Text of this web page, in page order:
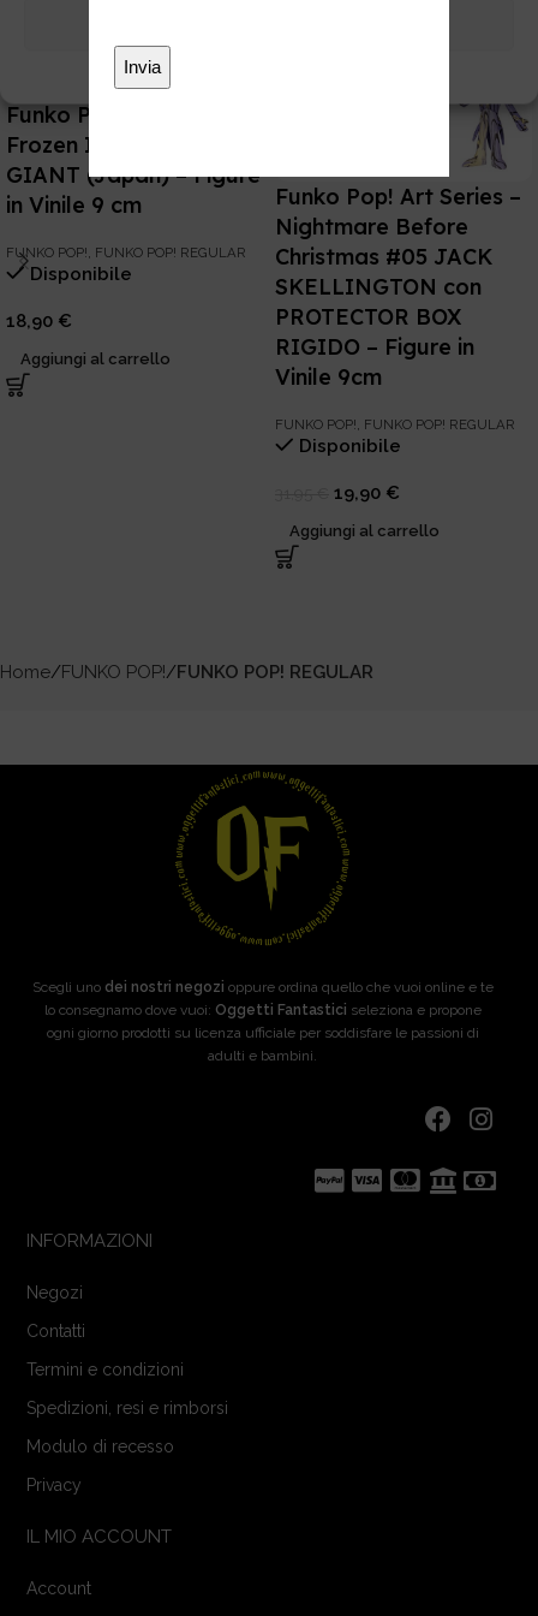
Funko POP! Disney –
Frozen II #587 EARTH
GIANT (Japan) – Figure
in Vinile 9 cm
FUNKO POP!, FUNKO POP! REGULAR
Disponibile
18,90 €
Aggiungi al carrello
Funko Pop! Art Series –
Nightmare Before
Christmas #05 JACK
SKELLINGTON con
PROTECTOR BOX
RIGIDO – Figure in
Vinile 9cm
FUNKO POP! FUNKO POP! REGULAR
Disponibile
19,90 €
Aggiungi al carrello
Home FUNKO POP! FUNKO POP! REGULAR
Scegli uno dei nostri negozi oppure ordina quello che vuoi online e te
lo consegnamo dove vuoi: Oggetti Fantastici seleziona e propone
ogni giorno prodotti su licenza ufficiale per soddisfare le passioni di
adulti e bambini.
INFORMAZIONI
Negozi
Contatti
Termini e condizioni
Spedizioni, resi e rimborsi
Modulo di recesso
Privacy
IL MIO ACCOUNT
Account